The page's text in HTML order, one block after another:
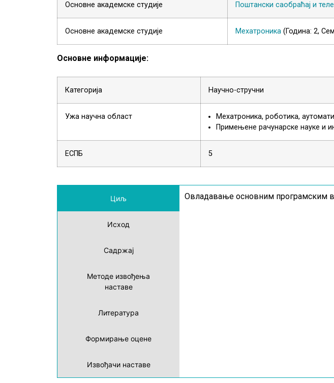
Основне академске студије Поштански саобраћај и
Основне академске студије Мехатроника (Година: 2,
Основне информације:
Категорија Научно-стручни
Ужа научна област
Мехатроника, роботика,
Примењене рачунарске науке и
ЕСПБ 5
Циљ
Исход
Садржај
Методе извођења
наставе
Литература
Формирање оцене
Извођачи наставе
Овладавање основним програмским